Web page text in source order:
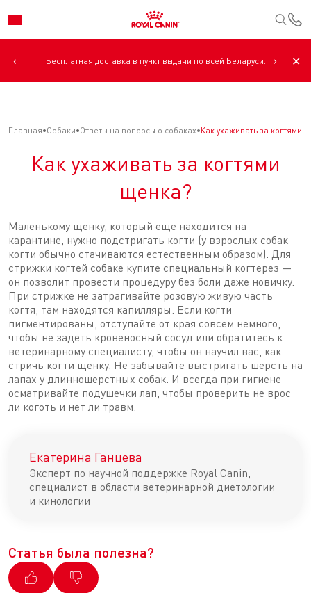
‹ Бесплатная доставка в пункт выдачи по всей Беларуси. › ✕
Главная Собаки Ответы на вопросы о собаках Как ухаживать за когтями
Как ухаживать за когтями
щенка?
Маленькому щенку, который еще находится на
карантине, нужно подстригать когти (у взрослых собак
когти обычно стачиваются естественным образом). Для
стрижки когтей собаке купите специальный когтерез —
он позволит провести процедуру без боли даже новичку.
При стрижке не затрагивайте розовую живую часть
когтя, там находятся капилляры. Если когти
пигментированы, отступайте от края совсем немного,
чтобы не задеть кровеносный сосуд или обратитесь к
ветеринарному специалисту, чтобы он научил вас, как
стричь когти щенку. Не забывайте выстригать шерсть на
лапах у длинношерстных собак. И всегда при гигиене
осматривайте подушечки лап, чтобы проверить не врос
ли коготь и нет ли травм.
Екатерина Ганцева
Эксперт по научной поддержке Royal Canin,
специалист в области ветеринарной диетологии
и кинологии
Статья была полезна?